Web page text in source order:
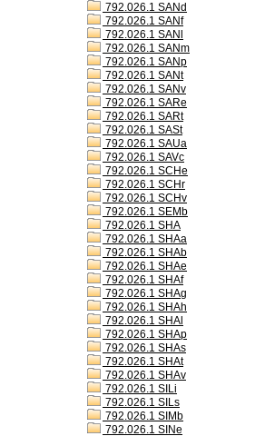
792.026.1 SANd
792.026.1 SANf
792.026.1 SANl
792.026.1 SANm
792.026.1 SANp
792.026.1 SANt
792.026.1 SANv
792.026.1 SARe
792.026.1 SARt
792.026.1 SASt
792.026.1 SAUa
792.026.1 SAVc
792.026.1 SCHe
792.026.1 SCHr
792.026.1 SCHv
792.026.1 SEMb
792.026.1 SHA
792.026.1 SHAa
792.026.1 SHAb
792.026.1 SHAe
792.026.1 SHAf
792.026.1 SHAg
792.026.1 SHAh
792.026.1 SHAl
792.026.1 SHAp
792.026.1 SHAs
792.026.1 SHAt
792.026.1 SHAv
792.026.1 SILi
792.026.1 SILs
792.026.1 SIMb
792.026.1 SINe